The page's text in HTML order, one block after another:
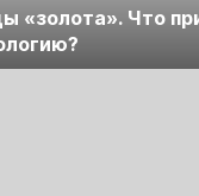
«золота». Что